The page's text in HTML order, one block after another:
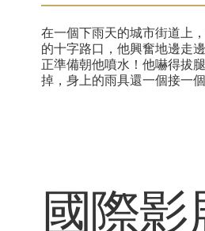
在一個下雨天的城市街道上
的十字路口，他興奮地邊走
正準備朝他噴水！他嚇得拔
掉，身上的雨具還一個接一
國際影